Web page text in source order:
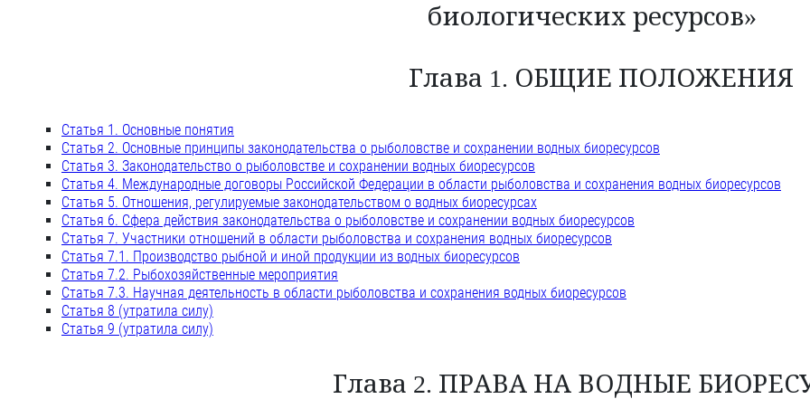
биологических ресурсов»
Глава 1. ОБЩИЕ ПОЛОЖЕНИЯ
Статья 1. Основные понятия
Статья 2. Основные принципы законодательства о рыболовстве и сохранении водных биоресурсов
Статья 3. Законодательство о рыболовстве и сохранении водных биоресурсов
Статья 4. Международные договоры Российской Федерации в области рыболовства и сохранения водных биоресурсов
Статья 5. Отношения, регулируемые законодательством о водных биоресурсах
Статья 6. Сфера действия законодательства о рыболовстве и сохранении водных биоресурсов
Статья 7. Участники отношений в области рыболовства и сохранения водных биоресурсов
Статья 7.1. Производство рыбной и иной продукции из водных биоресурсов
Статья 7.2. Рыбохозяйственные мероприятия
Статья 7.3. Научная деятельность в области рыболовства и сохранения водных биоресурсов
Статья 8 (утратила силу)
Статья 9 (утратила силу)
Глава 2. ПРАВА НА ВОДНЫЕ